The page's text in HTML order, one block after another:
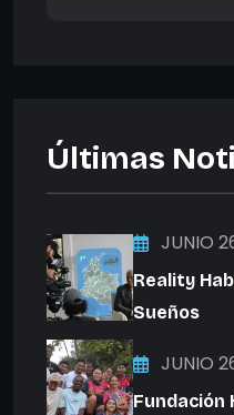
Últimas
JUNIO
Reality
Sueños
JUNIO
Fundación